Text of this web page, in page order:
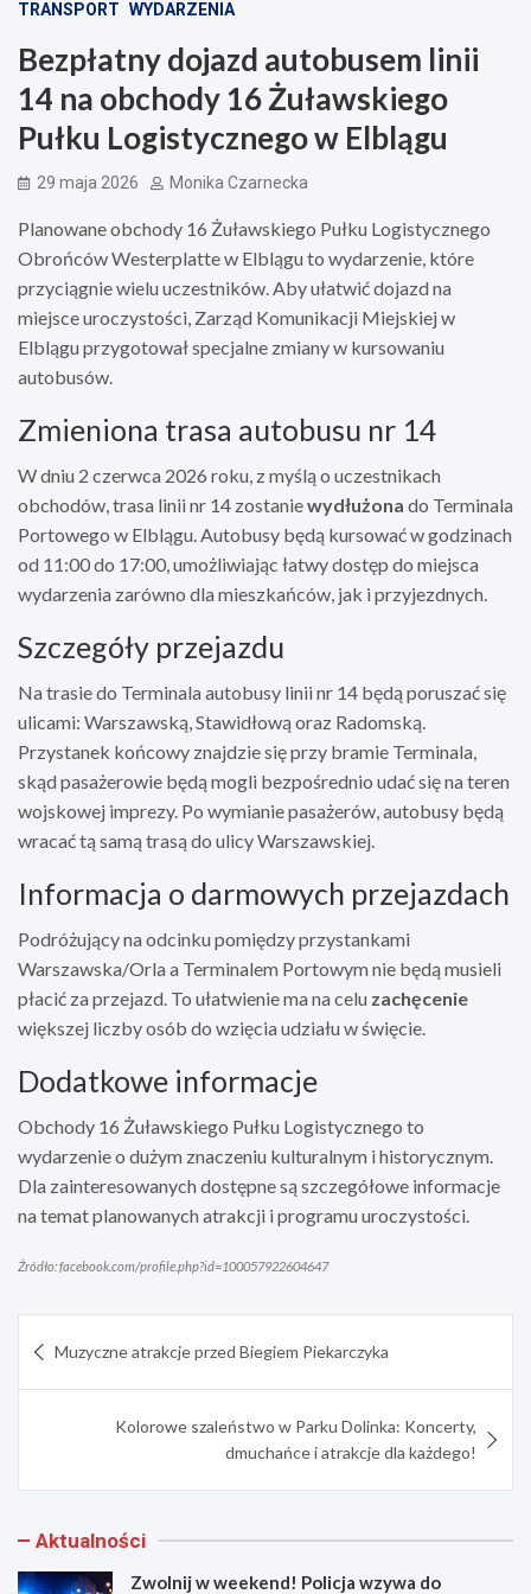
TRANSPORT WYDARZENIA
Bezpłatny dojazd autobusem linii
14 na obchody 16 Żuławskiego
Pułku Logistycznego w Elblągu
29 maja 2026 Monika Czarnecka
Planowane obchody 16 Żuławskiego Pułku Logistycznego
Obrońców Westerplatte w Elblągu to wydarzenie, które
przyciągnie wielu uczestników. Aby ułatwić dojazd na
miejsce uroczystości, Zarząd Komunikacji Miejskiej w
Elblągu przygotował specjalne zmiany w kursowaniu
autobusów.
Zmieniona trasa autobusu nr 14
W dniu 2 czerwca 2026 roku, z myślą o uczestnikach
obchodów, trasa linii nr 14 zostaniewydłużona do Terminala
Portowego w Elblągu. Autobusy będą kursować w godzinach
od 11:00 do 17:00, umożliwiając łatwy dostęp do miejsca
wydarzenia zarówno dla mieszkańców, jak i przyjezdnych.
Szczegóły przejazdu
Na trasie do Terminala autobusy linii nr 14 będą poruszać się
ulicami: Warszawską, Stawidłową oraz Radomską.
Przystanek końcowy znajdzie się przy bramie Terminala,
skąd pasażerowie będą mogli bezpośrednio udać się na teren
wojskowej imprezy. Po wymianie pasażerów, autobusy będą
wracać tą samą trasą do ulicy Warszawskiej.
Informacja o darmowych przejazdach
Podróżujący na odcinku pomiędzy przystankami
Warszawska/Orla a Terminalem Portowym nie będą musieli
płacić za przejazd. To ułatwienie ma na celu zachęcenie
większej liczby osób do wzięcia udziału w święcie.
Dodatkowe informacje
Obchody 16 Żuławskiego Pułku Logistycznego to
wydarzenie o dużym znaczeniu kulturalnym i historycznym.
Dla zainteresowanych dostępne są szczegółowe informacje
na temat planowanych atrakcji i programu uroczystości.
Źródło: facebook.com/profile.php?id=100057922604647
wpisu
Muzyczne atrakcje przed Biegiem Piekarczyka
Kolorowe szaleństwo w Parku Dolinka: Koncerty,
dmuchańce i atrakcje dla każdego!
Aktualności
Zwolnij w weekend! Policja wzywa do